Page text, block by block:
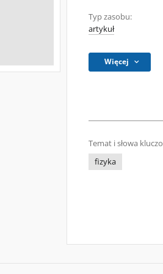
Typ zasobu:
artykuł
Więcej
Temat i słowa
fizyka